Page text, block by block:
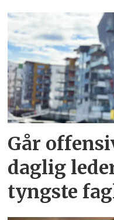
Går
daglig
tyngste